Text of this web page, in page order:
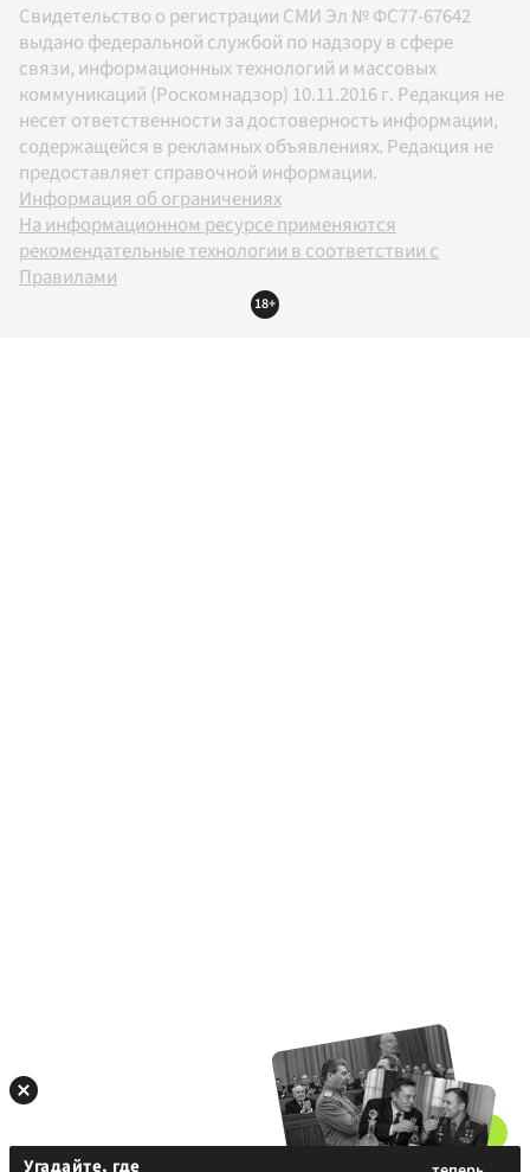
Свидетельство о регистрации СМИ Эл № ФС77-67642
выдано федеральной службой по надзору в сфере
связи, информационных технологий и массовых
коммуникаций (Роскомнадзор) 10.11.2016 г. Редакция не
несет ответственности за достоверность информации,
содержащейся в рекламных объявлениях. Редакция не
предоставляет справочной информации.
Информация об ограничениях
На информационном ресурсе применяются
рекомендательные технологии в соответствии с
Правилами
18+
Угадайте, где